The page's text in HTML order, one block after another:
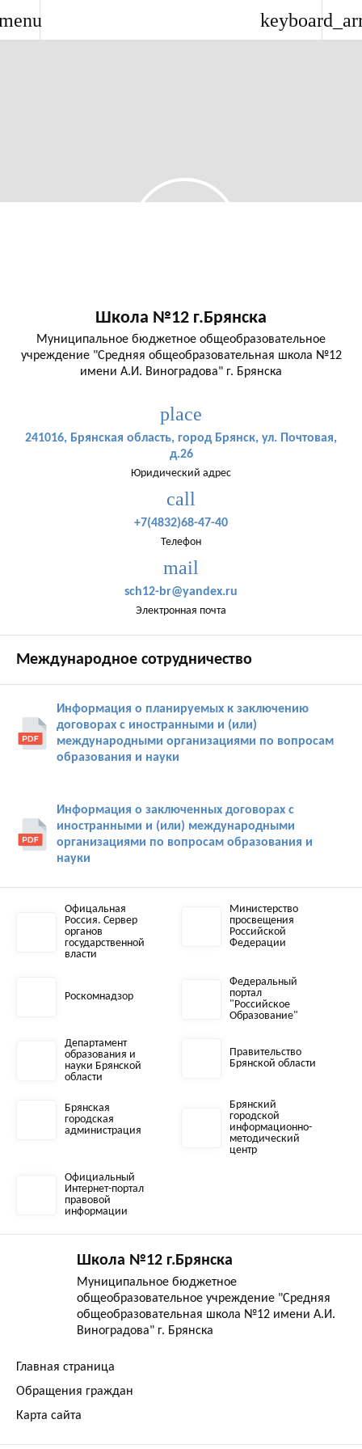
Школа №12 г.Брянска
Муниципальное бюджетное общеобразовательное
учреждение "Средняя общеобразовательная школа №12
имени А.И. Виноградова" г. Брянска
place
241016, Брянская область, город Брянск, ул. Почтовая,
д.26
Юридический адрес
call
+7(4832)68-47-40
Телефон
mail
sch12-br@yandex.ru
Электронная почта
Международное сотрудничество
Информация о планируемых к заключению
договорах с иностранными и (или)
международными организациями по вопросам
образования и науки
Информация о заключенных договорах с
иностранными и (или) международными
организациями по вопросам образования и
науки
Офицальная
Россия. Сервер
органов
государственной
власти
Министерство
просвещения
Российской
Федерации
Роскомнадзор
Федеральный
портал
"Российское
Образование"
Департамент
образования и
науки Брянской
области
Правительство
Брянской области
Брянская
городская
администрация
Брянский
городской
информационно-
методический
центр
Официальный
Интернет-портал
правовой
информации
Школа №12 г.Брянска
Муниципальное бюджетное
общеобразовательное учреждение "Средняя
общеобразовательная школа №12 имени А.И.
Виноградова" г. Брянска
Главная страница
Обращения граждан
Карта сайта